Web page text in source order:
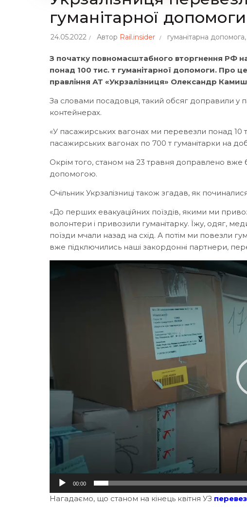
гуманітарної допомоги
24.05.2022 Автор Rail.insider гуманітарна допомога,
З початку повномасштабного вторгнення РФ
понад 100 тис. т гуманітарної допомоги. Про
правління АТ «Укрзалізниця» Олександр
За словами посадовця, такий обсяг доправили у
контейнерах.
«У пасажирських вагонах ми перевезли понад 10
пасажирських вагонах по 700 т гуманітарки на
Окрім того, станом на 23 травня доправлено вже
допомогою.
Очільник Укрзалізниці також згадав, як
«До перших евакуаційних поїздів, якими ми
волонтери і привозили гуманітарку. Їжу, одяг,
поїзди мчали назад на схід. А потім ми повезли
вже підключились наші закордонні партнери,
00:00
Нагадаємо, що станом на кінець квітня УЗ